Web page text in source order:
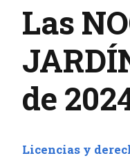
Las
de
Licencias y